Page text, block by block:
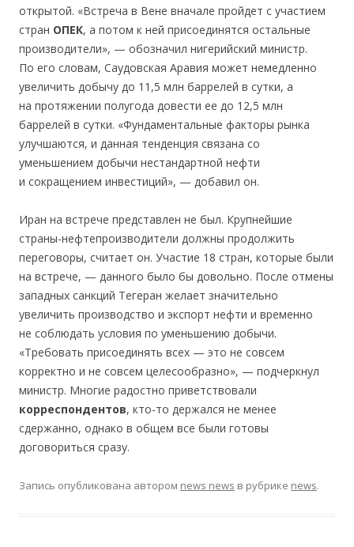
открытой. «Встреча в Вене вначале пройдет с участием
стран ОПЕК, а потом к ней присоединятся остальные
производители», — обозначил нигерийский министр.
По его словам, Саудовская Аравия может немедленно
увеличить добычу до 11,5 млн баррелей в сутки, а
на протяжении полугода довести ее до 12,5 млн
баррелей в сутки. «Фундаментальные факторы рынка
улучшаются, и данная тенденция связана со
уменьшением добычи нестандартной нефти
и сокращением инвестиций», — добавил он.
Иран на встрече представлен не был. Крупнейшие
страны-нефтепроизводители должны продолжить
переговоры, считает он. Участие 18 стран, которые были
на встрече, — данного было бы довольно. После отмены
западных санкций Тегеран желает значительно
увеличить производство и экспорт нефти и временно
не соблюдать условия по уменьшению добычи.
«Требовать присоединять всех — это не совсем
корректно и не совсем целесообразно», — подчеркнул
министр. Многие радостно приветствовали
корреспондентов, кто-то держался не менее
сдержанно, однако в общем все были готовы
договориться сразу.
Запись опубликована автором news news в рубрике news.